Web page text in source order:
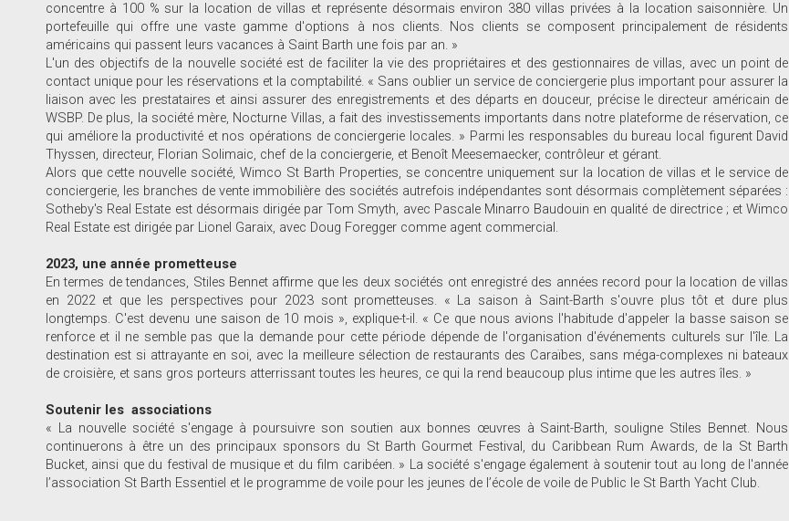
concentre à 100 % sur la location de villas et représente désormais environ 380 villas privées à la location saisonnière. Un
portefeuille qui offre une vaste gamme d'options à nos clients. Nos clients se composent principalement de résidents
américains qui passent leurs vacances à Saint Barth une fois par an. »
L'un des objectifs de la nouvelle société est de faciliter la vie des propriétaires et des gestionnaires de villas, avec un point de
contact unique pour les réservations et la comptabilité. « Sans oublier un service de conciergerie plus important pour assurer la
liaison avec les prestataires et ainsi assurer des enregistrements et des départs en douceur, précise le directeur américain de
WSBP. De plus, la société mère, Nocturne Villas, a fait des investissements importants dans notre plateforme de réservation, ce
qui améliore la productivité et nos opérations de conciergerie locales. » Parmi les responsables du bureau local figurent David
Thyssen, directeur, Florian Solimaic, chef de la conciergerie, et Benoît Meesemaecker, contrôleur et gérant.
Alors que cette nouvelle société, Wimco St Barth Properties, se concentre uniquement sur la location de villas et le service de
conciergerie, les branches de vente immobilière des sociétés autrefois indépendantes sont désormais complètement séparées :
Sotheby's Real Estate est désormais dirigée par Tom Smyth, avec Pascale Minarro Baudouin en qualité de directrice ; et Wimco
Real Estate est dirigée par Lionel Garaix, avec Doug Foregger comme agent commercial.
2023, une année prometteuse
En termes de tendances, Stiles Bennet affirme que les deux sociétés ont enregistré des années record pour la location de villas
en 2022 et que les perspectives pour 2023 sont prometteuses. « La saison à Saint-Barth s'ouvre plus tôt et dure plus
longtemps. C'est devenu une saison de 10 mois », explique-t-il. « Ce que nous avions l'habitude d'appeler la basse saison se
renforce et il ne semble pas que la demande pour cette période dépende de l'organisation d'événements culturels sur l'île. La
destination est si attrayante en soi, avec la meilleure sélection de restaurants des Caraïbes, sans méga-complexes ni bateaux
de croisière, et sans gros porteurs atterrissant toutes les heures, ce qui la rend beaucoup plus intime que les autres îles. »
Soutenir les associations
« La nouvelle société s'engage à poursuivre son soutien aux bonnes œuvres à Saint-Barth, souligne Stiles Bennet. Nous
continuerons à être un des principaux sponsors du St Barth Gourmet Festival, du Caribbean Rum Awards, de la St Barth
Bucket, ainsi que du festival de musique et du film caribéen. » La société s'engage également à soutenir tout au long de l'année
l’association St Barth Essentiel et le programme de voile pour les jeunes de l’école de voile de Public le St Barth Yacht Club.